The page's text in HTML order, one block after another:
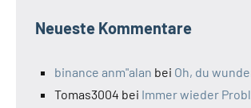
Neueste Kommentare
binance anm"alan bei Oh, du
Tomas3004 bei Immer wieder